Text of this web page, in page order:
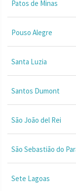
Patos de Minas
Pouso Alegre
Santa Luzia
Santos Dumont
São João del Rei
São Sebastião do
Sete Lagoas